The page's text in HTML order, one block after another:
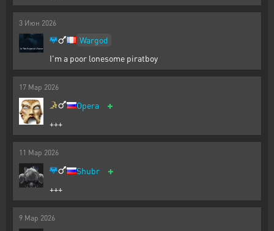
3 Июн 2026
Wargod
I'm a poor lonesome piratboy
17 Мар 2026
Opera +
+++
11 Мар 2026
Shubr +
+++
9 Мар 2026